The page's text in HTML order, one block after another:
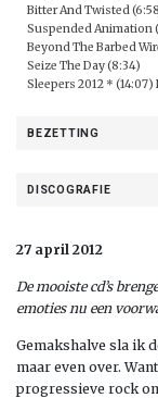
Bitter And Twisted
Suspended Animation
Beyond The Barbed
Seize The Day (8:34)
Sleepers 2012 *
BEZETTING
DISCOGRAFIE
27 april 2012
De mooiste cd’s
emoties nu een
Gemakshalve sla ik
maar even over.
progressieve rock